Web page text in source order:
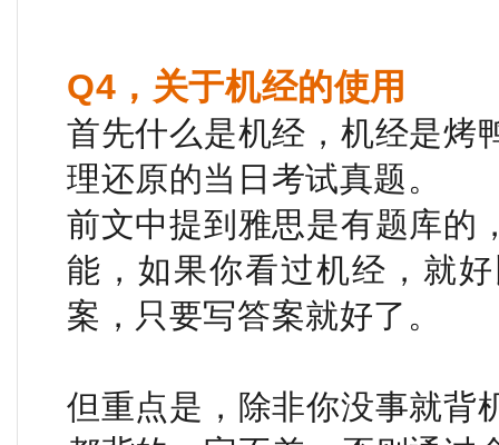
Q4，关于机经的使用
首先什么是机经，机经是烤
理还原的当日考试真题。
前文中提到雅思是有题库的
能，如果你看过机经，就
案，只要写答案就好了。
但重点是，除非你没事就背